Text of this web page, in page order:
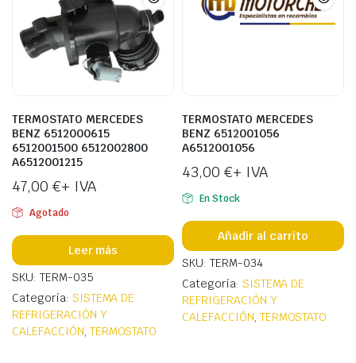
TERMOSTATO MERCEDES
BENZ 6512000615
6512001500 6512002800
A6512001215
47,00 €+ IVA
Agotado
Leer más
SKU: TERM-035
Categoría: SISTEMA DE
REFRIGERACIÓN Y
CALEFACCIÓN, TERMOSTATO
TERMOSTATO MERCEDES
BENZ 6512001056
A6512001056
43,00 €+ IVA
En Stock
Añadir al carrito
SKU: TERM-034
Categoría: SISTEMA DE
REFRIGERACIÓN Y
CALEFACCIÓN, TERMOSTATO